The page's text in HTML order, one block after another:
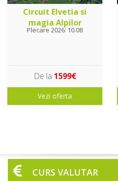
Circuit Elvetia si
magia Alpilor
Plecare 2026: 10.08
De la 1599€
Vezi oferta
CURS VALUTAR